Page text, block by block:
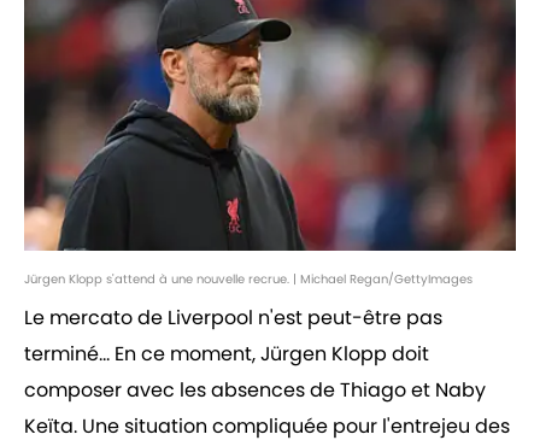
Jürgen Klopp s'attend à une nouvelle recrue. | Michael Regan/GettyImages
Le mercato de Liverpool n'est peut-être pas
terminé... En ce moment, Jürgen Klopp doit
composer avec les absences de Thiago et Naby
Keïta. Une situation compliquée pour l'entrejeu des